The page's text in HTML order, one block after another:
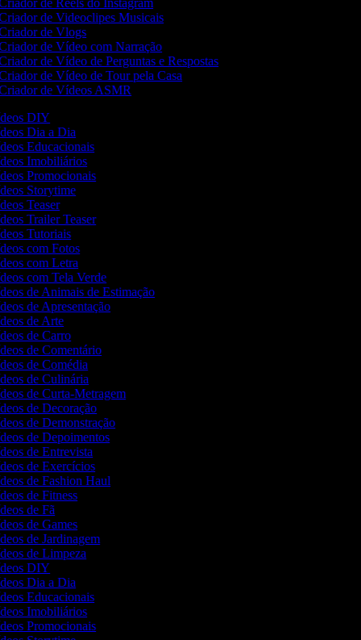
de Reels do Instagram
de Videoclipes Musicais
de Vlogs
de Vídeo com Narração
de Vídeo de Perguntas e Respostas
de Vídeo de Tour pela Casa
de Vídeos ASMR
DIY
Dia a Dia
Educacionais
Imobiliários
Promocionais
Storytime
Teaser
Trailer Teaser
Tutoriais
com Fotos
com Letra
com Tela Verde
de Animais de Estimação
de Apresentação
de Arte
de Carro
de Comentário
de Comédia
de Culinária
de Curta-Metragem
de Decoração
de Demonstração
de Depoimentos
de Entrevista
de Exercícios
de Fashion Haul
de Fitness
de Fã
de Games
de Jardinagem
de Limpeza
DIY
Dia a Dia
Educacionais
Imobiliários
Promocionais